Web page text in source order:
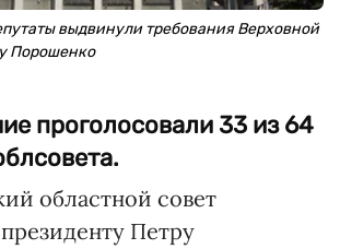
выдвинули требования Верховной
Порошенко
проголосовали 33 из 64
областной совет
Петру